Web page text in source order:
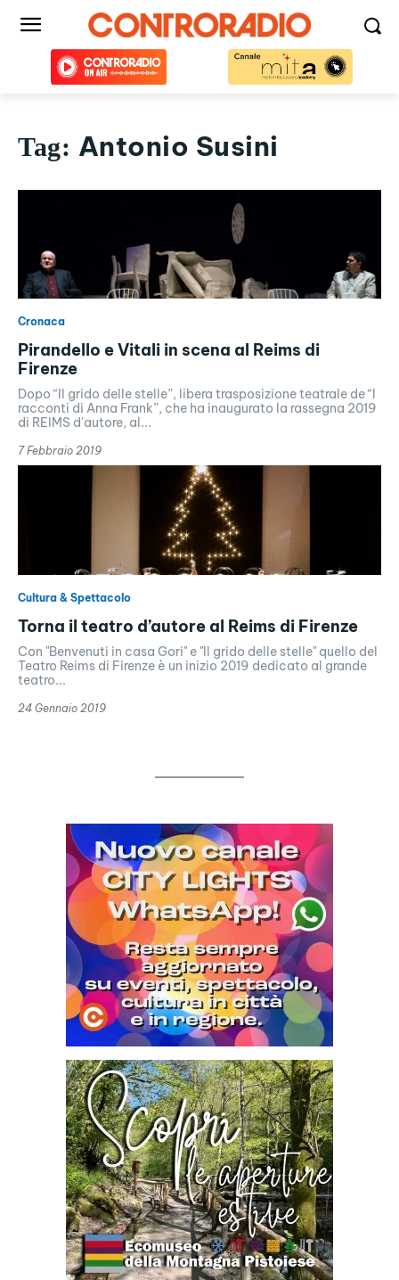
Tag: Antonio Susini
Cronaca
Pirandello e Vitali in scena al Reims di
Firenze
Dopo “Il grido delle stelle”, libera trasposizione teatrale de “I
racconti di Anna Frank”, che ha inaugurato la rassegna 2019
di REIMS d'autore, al...
7 Febbraio 2019
Cultura & Spettacolo
Torna il teatro d’autore al Reims di Firenze
Con "Benvenuti in casa Gori" e "Il grido delle stelle" quello del
Teatro Reims di Firenze è un inizio 2019 dedicato al grande
teatro...
24 Gennaio 2019